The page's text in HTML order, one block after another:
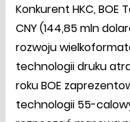
Konkurent HKC, BOE
CNY (144,85 mln
rozwoju
technologii druku
roku BOE
technologii 55-